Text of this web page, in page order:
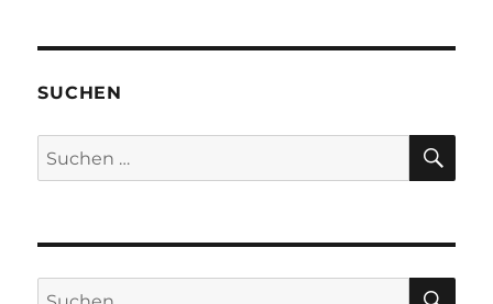
SUCHEN
Suchen
nach:
Suchen